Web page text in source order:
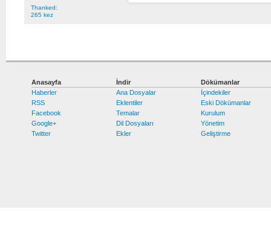
Thanked:
265 kez
Anasayfa
Haberler
RSS
Facebook
Google+
Twitter
İndir
Ana Dosyalar
Eklentiler
Temalar
Dil Dosyaları
Ekler
Dökümanlar
İçindekiler
Eski Dökümanlar
Kurulum
Yönetim
Geliştirme